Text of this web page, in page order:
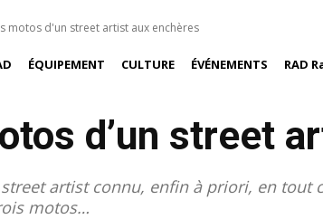
motos d'un street artist aux enchères
ÉQUIPEMENT CULTURE ÉVÉNEMENTS RAD
d’un street
artist connu, enfin à priori, en tout
motos…